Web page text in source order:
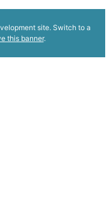
site. Switch to a
this banner.